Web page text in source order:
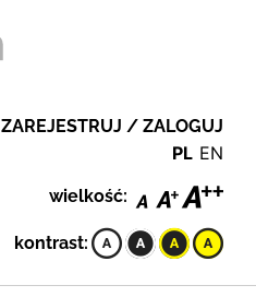
ZAREJESTRUJ / ZALOGUJ
PL EN
wielkość:
kontrast: